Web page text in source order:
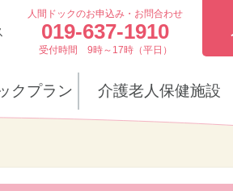
人間ドックのお申込み・お問合わせ
019-637-1910
受付時間 9時～17時（平日）
クプラン 介護老人保健施設